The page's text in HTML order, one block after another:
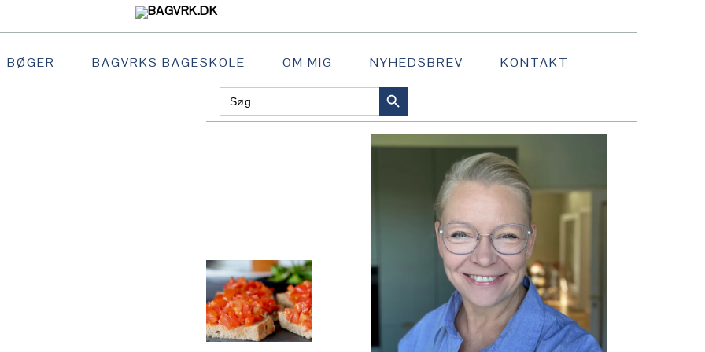
BØGER BAGVRKS BAGESKOLE OM MIG NYHEDSBREV KONTAKT
Search
for:
SEARCH BUTTON
PRIMÆR
SIDEBAR